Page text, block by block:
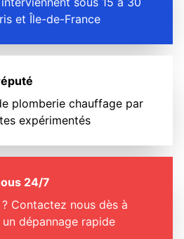
et Île-de-France
plomberie chauffage par
expérimentés
24/7
Contactez nous dès à
dépannage rapide